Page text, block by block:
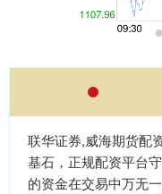
联华证券,威海期货配
基石，正规配资平台
的资金在交易中万无一